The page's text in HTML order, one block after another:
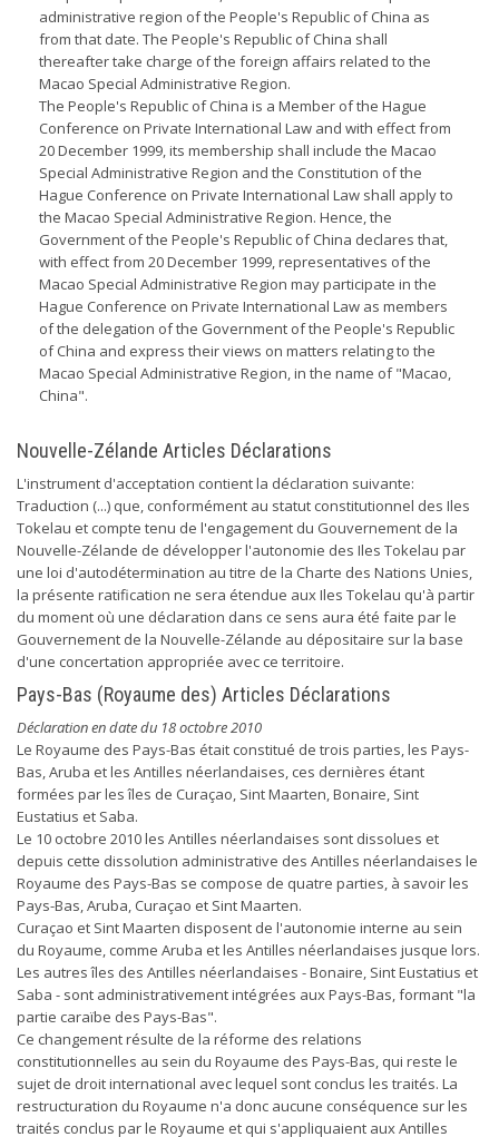
administrative region of the People's Republic of China as
from that date. The People's Republic of China shall
thereafter take charge of the foreign affairs related to the
Macao Special Administrative Region.
The People's Republic of China is a Member of the Hague
Conference on Private International Law and with effect from
20 December 1999, its membership shall include the Macao
Special Administrative Region and the Constitution of the
Hague Conference on Private International Law shall apply to
the Macao Special Administrative Region. Hence, the
Government of the People's Republic of China declares that,
with effect from 20 December 1999, representatives of the
Macao Special Administrative Region may participate in the
Hague Conference on Private International Law as members
of the delegation of the Government of the People's Republic
of China and express their views on matters relating to the
Macao Special Administrative Region, in the name of "Macao,
China".
Nouvelle-Zélande Articles Déclarations
L'instrument d'acceptation contient la déclaration suivante:
Traduction (...) que, conformément au statut constitutionnel des Iles
Tokelau et compte tenu de l'engagement du Gouvernement de la
Nouvelle-Zélande de développer l'autonomie des Iles Tokelau par
une loi d'autodétermination au titre de la Charte des Nations Unies,
la présente ratification ne sera étendue aux Iles Tokelau qu'à partir
du moment où une déclaration dans ce sens aura été faite par le
Gouvernement de la Nouvelle-Zélande au dépositaire sur la base
d'une concertation appropriée avec ce territoire.
Pays-Bas (Royaume des) Articles Déclarations
Déclaration en date du 18 octobre 2010
Le Royaume des Pays-Bas était constitué de trois parties, les Pays-
Bas, Aruba et les Antilles néerlandaises, ces dernières étant
formées par les îles de Curaçao, Sint Maarten, Bonaire, Sint
Eustatius et Saba.
Le 10 octobre 2010 les Antilles néerlandaises sont dissolues et
depuis cette dissolution administrative des Antilles néerlandaises le
Royaume des Pays-Bas se compose de quatre parties, à savoir les
Pays-Bas, Aruba, Curaçao et Sint Maarten.
Curaçao et Sint Maarten disposent de l'autonomie interne au sein
du Royaume, comme Aruba et les Antilles néerlandaises jusque lors.
Les autres îles des Antilles néerlandaises - Bonaire, Sint Eustatius et
Saba - sont administrativement intégrées aux Pays-Bas, formant "la
partie caraïbe des Pays-Bas".
Ce changement résulte de la réforme des relations
constitutionnelles au sein du Royaume des Pays-Bas, qui reste le
sujet de droit international avec lequel sont conclus les traités. La
restructuration du Royaume n'a donc aucune conséquence sur les
traités conclus par le Royaume et qui s'appliquaient aux Antilles